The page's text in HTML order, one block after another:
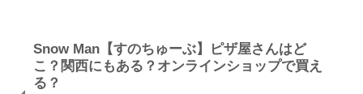
Snow Man【すのちゅーぶ】ピザ屋さんはど
こ？関西にもある？オンラインショップで買え
る？